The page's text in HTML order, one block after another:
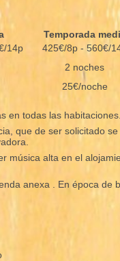
Temporada
14p 425€/8p - 560€/
2 noches
25€/noche
en todas las habitaciones.
que de ser solicitado
música alta en el
anexa . En época de